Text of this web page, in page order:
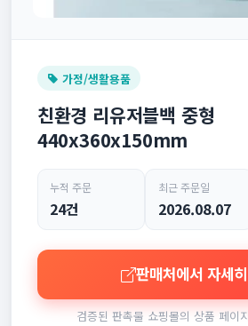
가정/생활용품
친환경 리유저블백 중형
440x360x150mm
누적 주문
24건
최근 주문일
2026.08.07
판매처에서 자세
검증된 판촉물 쇼핑몰의 상품 페이